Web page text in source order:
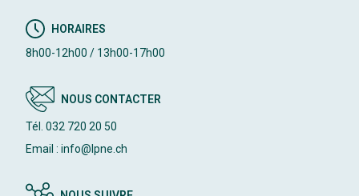
HORAIRES
8h00-12h00 / 13h00-17h00
NOUS CONTACTER
Tél. 032 720 20 50
Email : info@lpne.ch